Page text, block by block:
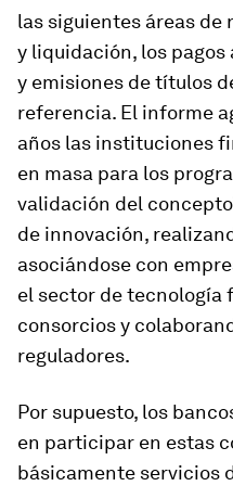
las siguientes áreas de
y liquidación, los pagos
y emisiones de títulos
referencia. El informe
años las instituciones
en masa para los
validación del
de innovación,
asociándose con
el sector de tecnología
consorcios y
reguladores.
Por supuesto, los
en participar en estas
básicamente servicios